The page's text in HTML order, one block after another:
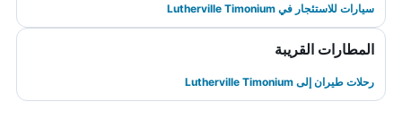
سيارات للاستئجار في Lutherville Timonium
المطارات القريبة
رحلات طيران إلى Lutherville Timonium